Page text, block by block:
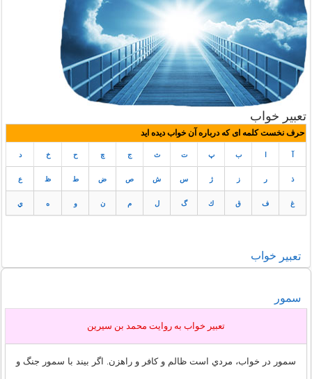
تعبیر خواب
حرف نخست کلمه ای که درباره آن خواب دیده اید
ب پ ت ث ج چ ح خ د
ذ ر ز ژ س ش ص ض ط ظ ع
غ ف ق ك گ ل م ن و ه ي
تعبير خواب
سمور
تعبير خواب به روايت محمد بن سيرين
سمور در خواب، مردي است ظالم و كافر و راهزن. اگر بيند با سمور جنگ و